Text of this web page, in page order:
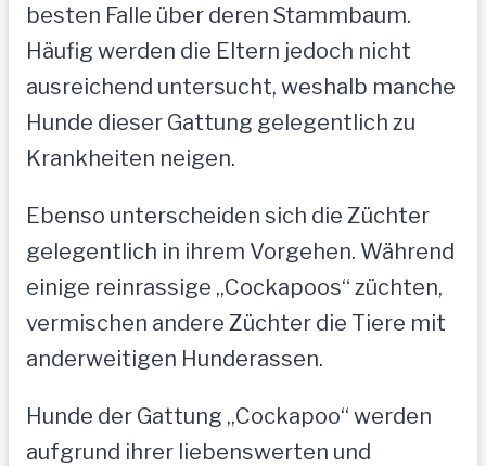
besten Falle über deren Stammbaum.
Häufig werden die Eltern jedoch nicht
ausreichend untersucht, weshalb manche
Hunde dieser Gattung gelegentlich zu
Krankheiten neigen.
Ebenso unterscheiden sich die Züchter
gelegentlich in ihrem Vorgehen. Während
einige reinrassige „Cockapoos“ züchten,
vermischen andere Züchter die Tiere mit
anderweitigen Hunderassen.
Hunde der Gattung „Cockapoo“ werden
aufgrund ihrer liebenswerten und